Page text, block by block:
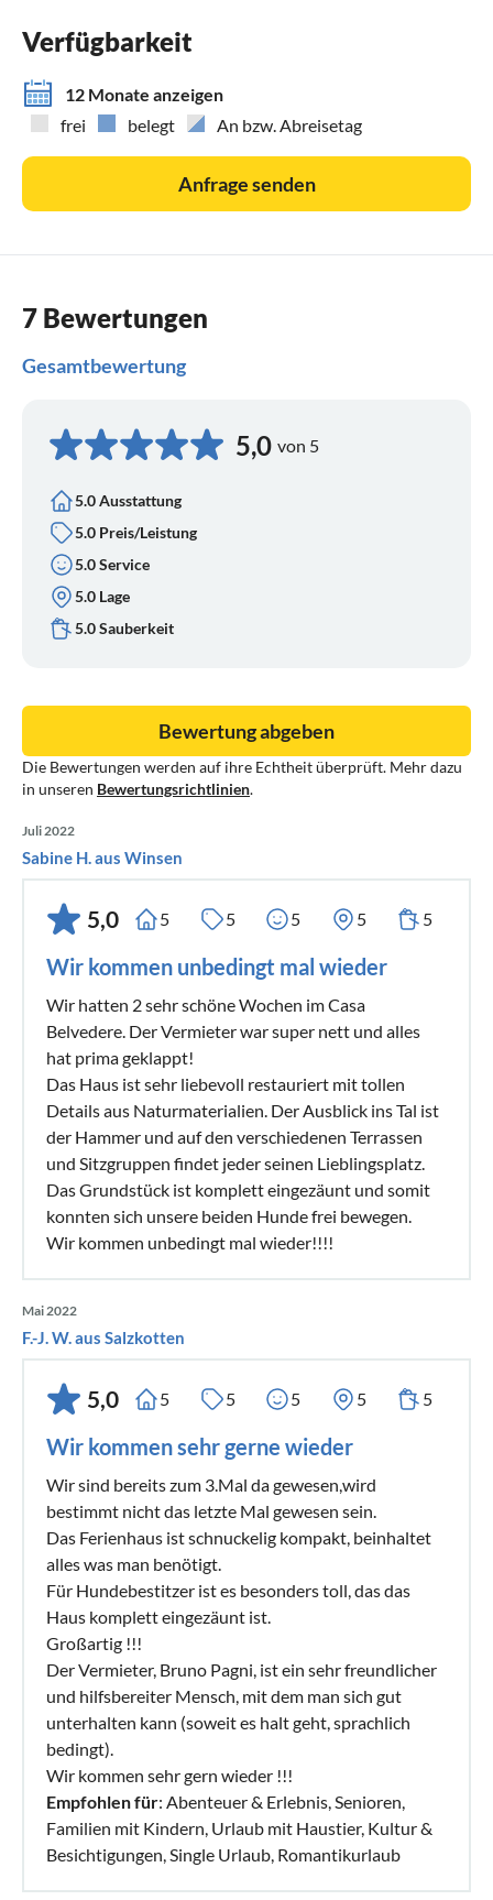
Verfügbarkeit
12 Monate anzeigen
frei
belegt An bzw. Abreisetag
Anfrage senden
7 Bewertungen
Gesamtbewertung
5,0 von 5
5.0 Ausstattung
5.0 Preis/Leistung
5.0 Service
5.0 Lage
5.0 Sauberkeit
Die Bewertungen werden auf ihre Echtheit überprüft. Mehr dazu
in unseren Bewertungsrichtlinien.
Bewertung abgeben
Juli 2022
Sabine H. aus Winsen
5,0 5 5 5 5 5
Wir kommen unbedingt mal wieder
Wir hatten 2 sehr schöne Wochen im Casa
Belvedere. Der Vermieter war super nett und alles
hat prima geklappt!
Das Haus ist sehr liebevoll restauriert mit tollen
Details aus Naturmaterialien. Der Ausblick ins Tal ist
der Hammer und auf den verschiedenen Terrassen
und Sitzgruppen findet jeder seinen Lieblingsplatz.
Das Grundstück ist komplett eingezäunt und somit
konnten sich unsere beiden Hunde frei bewegen.
Wir kommen unbedingt mal wieder!!!!
Mai 2022
F.-J. W. aus Salzkotten
5,0 5 5 5 5 5
Wir kommen sehr gerne wieder
Wir sind bereits zum 3.Mal da gewesen,wird
bestimmt nicht das letzte Mal gewesen sein.
Das Ferienhaus ist schnuckelig kompakt, beinhaltet
alles was man benötigt.
Für Hundebestitzer ist es besonders toll, das das
Haus komplett eingezäunt ist.
Großartig !!!
Der Vermieter, Bruno Pagni, ist ein sehr freundlicher
und hilfsbereiter Mensch, mit dem man sich gut
unterhalten kann (soweit es halt geht, sprachlich
bedingt).
Wir kommen sehr gern wieder !!!
Empfohlen für: Abenteuer & Erlebnis, Senioren,
Familien mit Kindern, Urlaub mit Haustier, Kultur &
Besichtigungen, Single Urlaub, Romantikurlaub